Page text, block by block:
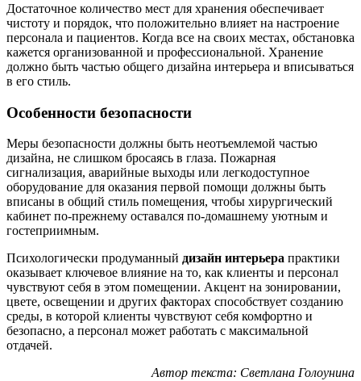
Достаточное количество мест для хранения обеспечивает
чистоту и порядок, что положительно влияет на настроение
персонала и пациентов. Когда все на своих местах, обстановка
кажется организованной и профессиональной. Хранение
должно быть частью общего дизайна интерьера и вписываться
в его стиль.
Особенности безопасности
Меры безопасности должны быть неотъемлемой частью
дизайна, не слишком бросаясь в глаза. Пожарная
сигнализация, аварийные выходы или легкодоступное
оборудование для оказания первой помощи должны быть
вписаны в общий стиль помещения, чтобы хирургический
кабинет по-прежнему оставался по-домашнему уютным и
гостеприимным.
Психологически продуманный дизайн интерьера практики
оказывает ключевое влияние на то, как клиенты и персонал
чувствуют себя в этом помещении. Акцент на зонировании,
цвете, освещении и других факторах способствует созданию
среды, в которой клиенты чувствуют себя комфортно и
безопасно, а персонал может работать с максимальной
отдачей.
Автор текста: Светлана Голоунина